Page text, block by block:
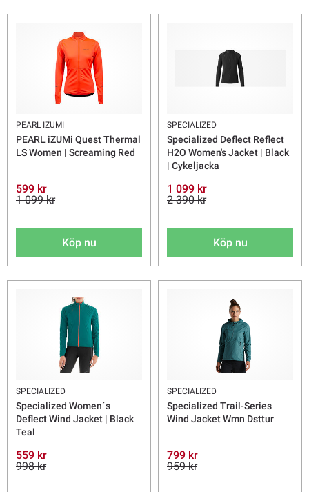
PEARL IZUMI
PEARL iZUMi Quest Thermal
LS Women | Screaming Red
599 kr
1 099 kr
Köp nu
SPECIALIZED
Specialized Deflect Reflect
H2O Women's Jacket | Black
| Cykeljacka
1 099 kr
2 390 kr
Köp nu
SPECIALIZED
Specialized Women´s
Deflect Wind Jacket | Black
Teal
559 kr
998 kr
SPECIALIZED
Specialized Trail-Series
Wind Jacket Wmn Dsttur
799 kr
959 kr